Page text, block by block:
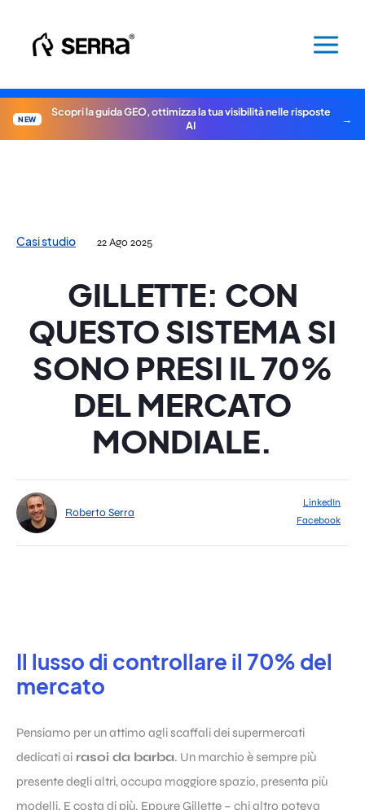
contenuto
NEW
Scopri la guida GEO, ottimizza la tua visibilità nelle risposte
AI
Casi studio 22 Ago 2025
GILLETTE: CON
QUESTO SISTEMA SI
SONO PRESI IL 70%
DEL MERCATO
MONDIALE.
Roberto Serra
LinkedIn
Facebook
Il lusso di controllare il 70% del
mercato
Pensiamo per un attimo agli scaffali dei supermercati
dedicati ai rasoi da barba. Un marchio è sempre più
presente degli altri, occupa maggiore spazio, presenta più
modelli. E costa di più. Eppure Gillette – chi altro poteva